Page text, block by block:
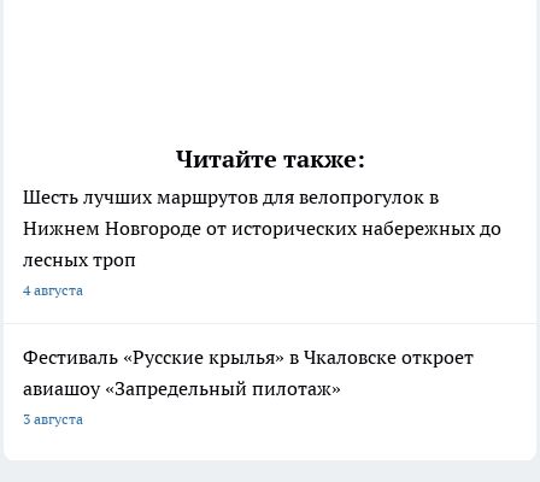
Читайте также:
Шесть лучших маршрутов для велопрогулок в
Нижнем Новгороде от исторических набережных до
лесных троп
4 августа
Фестиваль «Русские крылья» в Чкаловске откроет
авиашоу «Запредельный пилотаж»
3 августа